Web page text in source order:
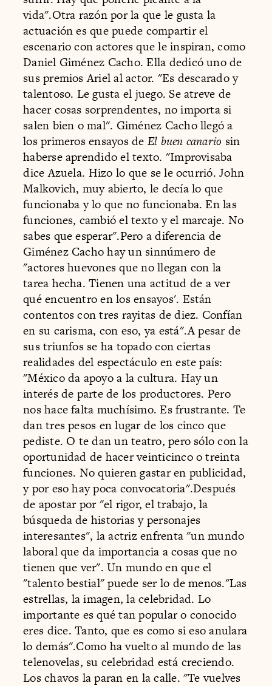
vida".Otra razón por la que le gusta la
actuación es que puede compartir el
escenario con actores que le inspiran, como
Daniel Giménez Cacho. Ella dedicó uno de
sus premios Ariel al actor. "Es descarado y
talentoso. Le gusta el juego. Se atreve de
hacer cosas sorprendentes, no importa si
salen bien o mal". Giménez Cacho llegó a
los primeros ensayos de El buen canario sin
haberse aprendido el texto. "Improvisaba
dice Azuela. Hizo lo que se le ocurrió. John
Malkovich, muy abierto, le decía lo que
funcionaba y lo que no funcionaba. En las
funciones, cambió el texto y el marcaje. No
sabes que esperar".Pero a diferencia de
Giménez Cacho hay un sinnúmero de
"actores huevones que no llegan con la
tarea hecha. Tienen una actitud de a ver
qué encuentro en los ensayos'. Están
contentos con tres rayitas de diez. Confían
en su carisma, con eso, ya está".A pesar de
sus triunfos se ha topado con ciertas
realidades del espectáculo en este país:
"México da apoyo a la cultura. Hay un
interés de parte de los productores. Pero
nos hace falta muchísimo. Es frustrante. Te
dan tres pesos en lugar de los cinco que
pediste. O te dan un teatro, pero sólo con la
oportunidad de hacer veinticinco o treinta
funciones. No quieren gastar en publicidad,
y por eso hay poca convocatoria".Después
de apostar por "el rigor, el trabajo, la
búsqueda de historias y personajes
interesantes", la actriz enfrenta "un mundo
laboral que da importancia a cosas que no
tienen que ver". Un mundo en que el
"talento bestial" puede ser lo de menos."Las
estrellas, la imagen, la celebridad. Lo
importante es qué tan popular o conocido
eres dice. Tanto, que es como si eso anulara
lo demás".Como ha vuelto al mundo de las
telenovelas, su celebridad está creciendo.
Los chavos la paran en la calle. "Te vuelves